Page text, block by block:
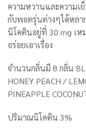
ความหวานและความเ
กับพอตรุ่นต่างๆได้หลา
นิโคตินอยู่ที่ 30 mg เห
อร่อยเอาเรื่อง
จำนวนกลิ่นมี 8 กลิ่น
HONEY PEACH /
PINEAPPLE
ปริมาณนิโคติน 3%